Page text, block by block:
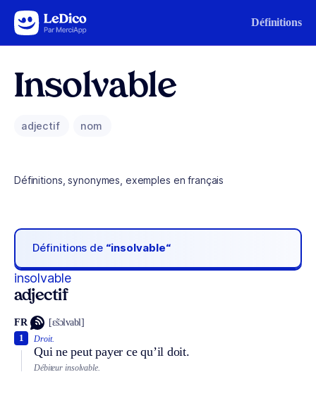
Aller au contenu Définitions
Insolvable
adjectif nom
Définitions, synonymes, exemples en français
Définitions de “insolvable“
insolvable
adjectif
FR [ɛ̃sɔlvabl]
Droit.
Qui ne peut payer ce qu’il doit.
1
Débiteur insolvable.